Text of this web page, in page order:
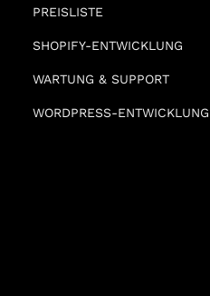
PREISLISTE
SHOPIFY-ENTWICKLUNG
WARTUNG & SUPPORT
WORDPRESS-ENTWICKLUNG